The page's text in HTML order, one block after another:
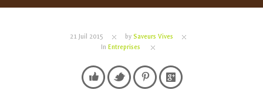
21 Juil 2015 by Saveurs Vives
In Entreprises